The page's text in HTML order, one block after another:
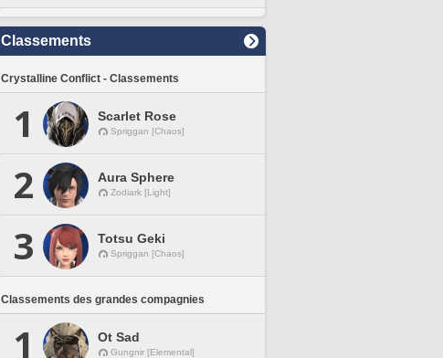
Classements
Crystalline Conflict - Classements
1 Scarlet Rose
Spriggan [Chaos]
2 Aura Sphere
Zodiark [Light]
3 Totsu Geki
Spriggan [Chaos]
Classements des grandes compagnies
1 Ot Sad
Gungnir [Elemental]